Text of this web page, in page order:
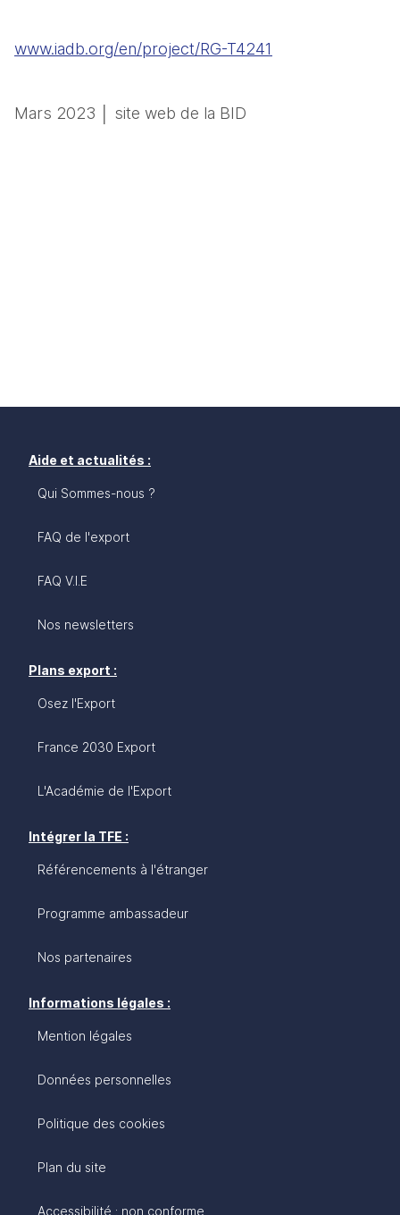
www.iadb.org/en/project/RG-T4241
Mars 2023 │ site web de la BID
Aide et actualités :
Qui Sommes-nous ?
FAQ de l'export
FAQ V.I.E
Nos newsletters
Plans export :
Osez l'Export
France 2030 Export
L'Académie de l'Export
Intégrer la TFE :
Référencements à l'étranger
Programme ambassadeur
Nos partenaires
Informations légales :
Mention légales
Données personnelles
Politique des cookies
Plan du site
Accessibilité : non conforme